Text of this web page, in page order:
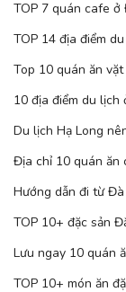
TOP 7 quán cafe
TOP 14 địa điểm
Top 10 quán ăn
10 địa điểm du lịch
Du lịch Hạ Long
Địa chỉ 10 quán ăn
Hướng dẫn đi từ
TOP 10+ đặc sản
Lưu ngay 10 quán
TOP 10+ món ăn